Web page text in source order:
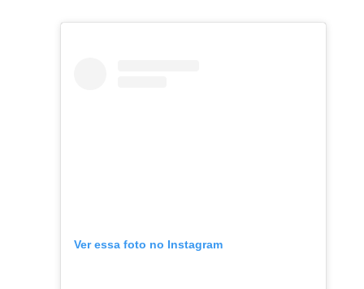
Ver essa foto no Instagram